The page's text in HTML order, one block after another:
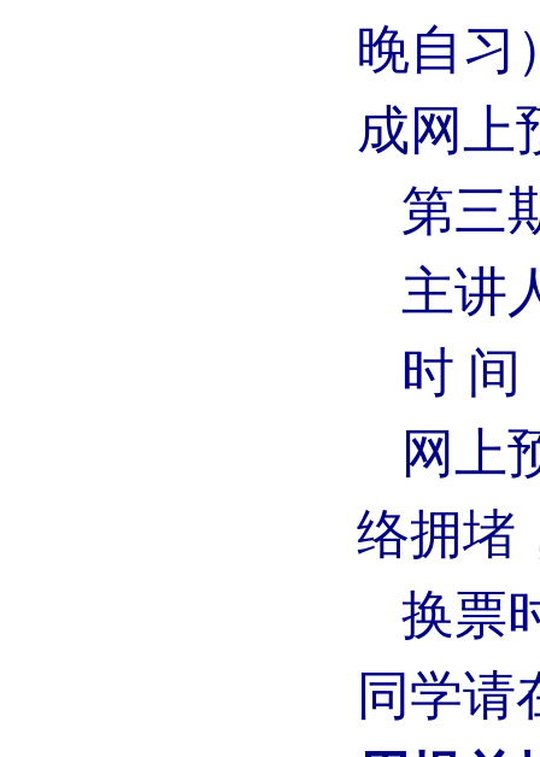
晚自习
成网上
第三
主讲
时 间
网上
络拥堵
换票
同学请